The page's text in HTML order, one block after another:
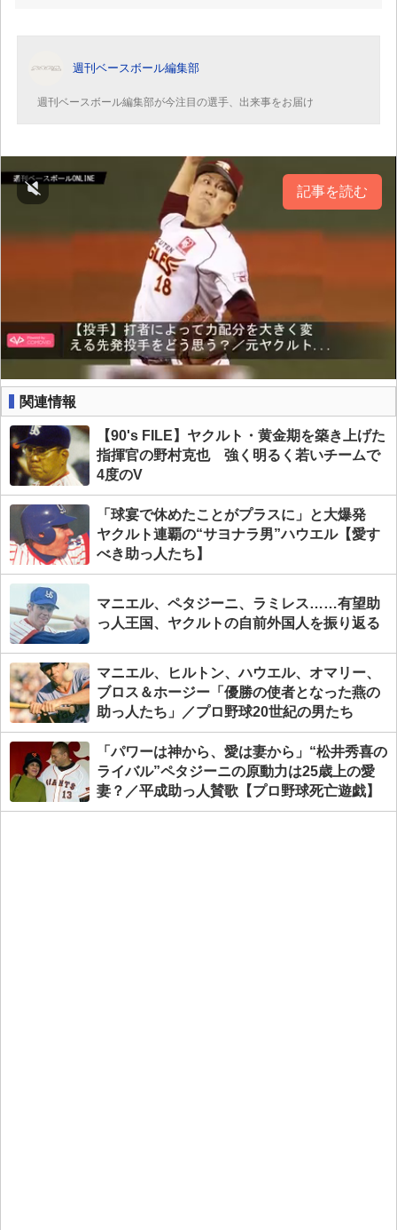
週刊ベースボール編集部
週刊ベースボール編集部が今注目の選手、出来事をお届け
記事を読む
関連情報
【90's FILE】ヤクルト・黄金期を築き上げた
指揮官の野村克也 強く明るく若いチームで
4度のV
「球宴で休めたことがプラスに」と大爆発
ヤクルト連覇の“サヨナラ男”ハウエル【愛す
べき助っ人たち】
マニエル、ペタジーニ、ラミレス……有望助
っ人王国、ヤクルトの自前外国人を振り返る
マニエル、ヒルトン、ハウエル、オマリー、
ブロス＆ホージー「優勝の使者となった燕の
助っ人たち」／プロ野球20世紀の男たち
「パワーは神から、愛は妻から」“松井秀喜の
ライバル”ペタジーニの原動力は25歳上の愛
妻？／平成助っ人賛歌【プロ野球死亡遊戯】